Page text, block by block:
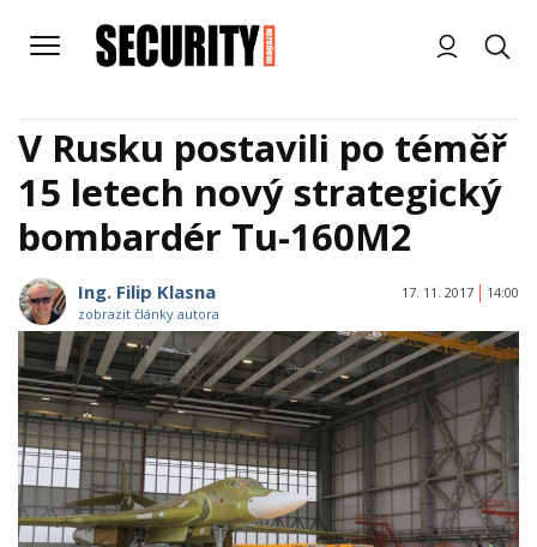
V Rusku postavili po téměř
15 letech nový strategický
bombardér Tu-160M2
Ing. Filip Klasna
zobrazit články autora
17. 11. 2017 14:00